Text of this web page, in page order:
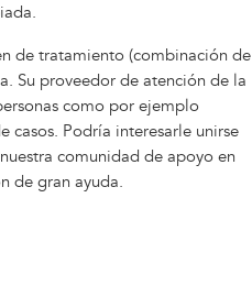
de tratamiento (combinación de
Su proveedor de atención de la
como por ejemplo
casos. Podría interesarle unirse
comunidad de apoyo en
de gran ayuda.